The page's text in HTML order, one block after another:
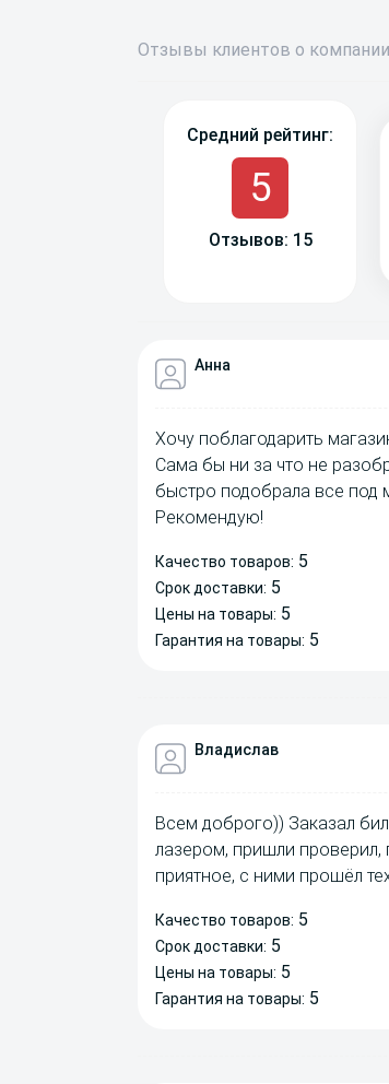
Отзывы клиентов о компании
Средний рейтинг:
5
Отзывов: 15
Анна
Хочу поблагодарить
Сама бы ни за что не
быстро подобрала все под
Рекомендую!
Качество товаров: 5
Срок доставки: 5
Цены на товары: 5
Гарантия на товары: 5
Владислав
Всем доброго)) Заказал
лазером, пришли
приятное, с ними прошёл
Качество товаров: 5
Срок доставки: 5
Цены на товары: 5
Гарантия на товары: 5